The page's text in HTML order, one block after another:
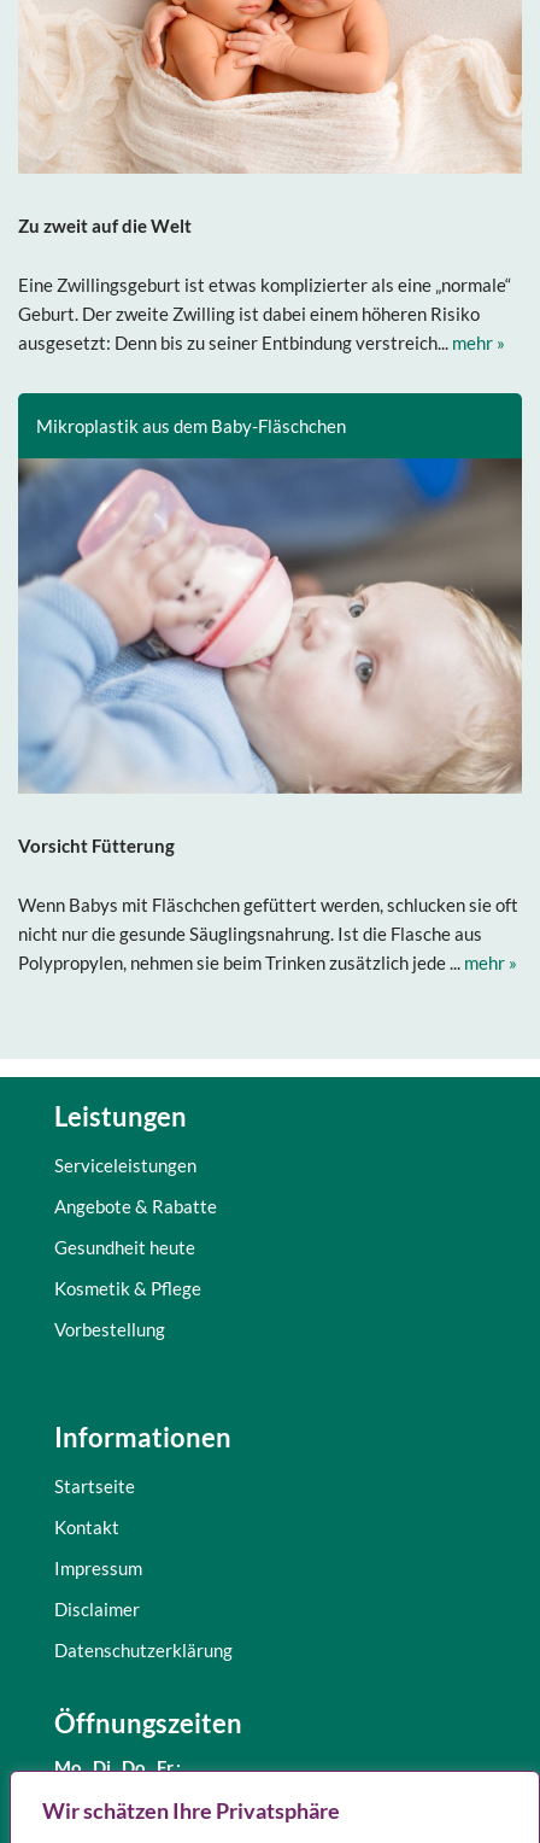
Wir schätzen Ihre Privatsphäre
Zu zweit auf die Welt
Eine Zwillingsgeburt ist etwas komplizierter als eine „normale“
Geburt. Der zweite Zwilling ist dabei einem höheren Risiko
ausgesetzt: Denn bis zu seiner Entbindung verstreich... mehr »
Mikroplastik aus dem Baby-Fläschchen
Vorsicht Fütterung
Wenn Babys mit Fläschchen gefüttert werden, schlucken sie oft
nicht nur die gesunde Säuglingsnahrung. Ist die Flasche aus
Polypropylen, nehmen sie beim Trinken zusätzlich jede ... mehr »
Leistungen
Serviceleistungen
Angebote & Rabatte
Gesundheit heute
Kosmetik & Pflege
Vorbestellung
Informationen
Startseite
Kontakt
Impressum
Disclaimer
Datenschutzerklärung
Öffnungszeiten
Mo., Di.,Do., Fr.:
und 15.00 – 18.00 Uhr